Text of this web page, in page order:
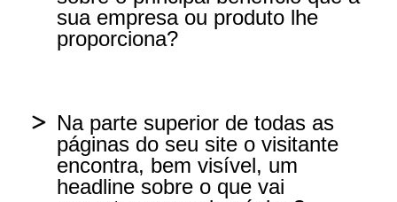
Não sei
sua empresa ou produto lhe
proporciona?
Não
Na parte superior de todas as
páginas do seu site o visitante
encontra, bem visível, um
headline sobre o que vai